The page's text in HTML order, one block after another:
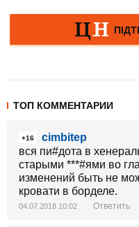
ТОП КОММЕНТАРИИ
+16
cimbitep
вся пи#дота в
старыми ***#ями во
изменений быть не
кровати в борделе.
04.07.2018 10:02 Ответить